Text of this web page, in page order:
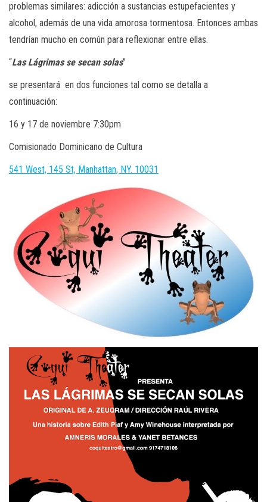
problemas similares: adicción a sustancias estupefacientes y
alcohol, además de una vida amorosa tormentosa. Entonces ambas
tendrían mucho en común para reflexionar entre ellas.
“Las Lágrimas se secan solas”
se presentará en dos funciones tal como se detalla a
continuación:
16 y 17 de noviembre 7:30pm
Comisionado Dominicano de Cultura
541 West, 145 St, Manhattan, NY. 10031